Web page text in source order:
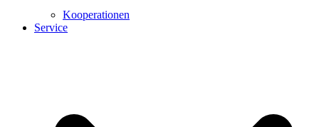
Kooperationen
Service